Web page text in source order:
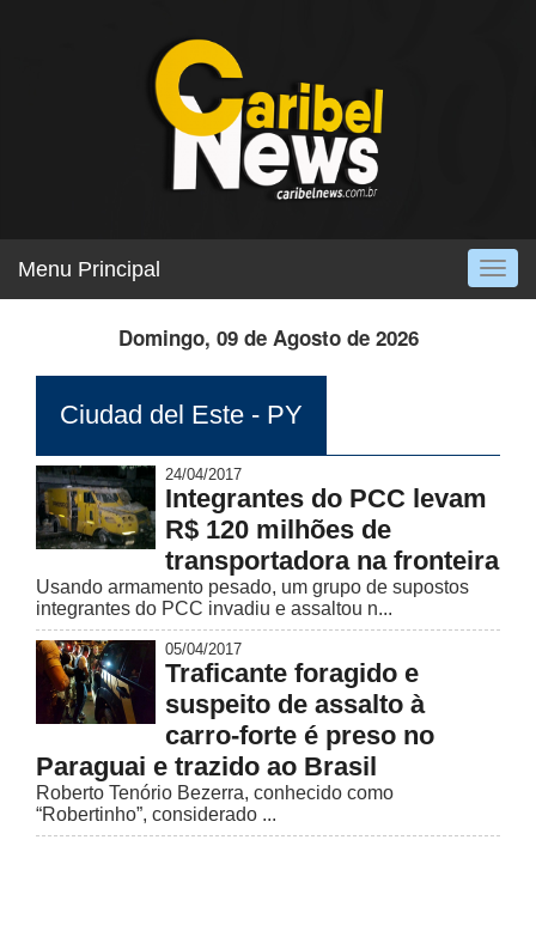
Menu Principal
Domingo, 09 de Agosto de 2026
Ciudad del Este - PY
24/04/2017
Integrantes do PCC levam
R$ 120 milhões de
transportadora na fronteira
Usando armamento pesado, um grupo de supostos
integrantes do PCC invadiu e assaltou n...
05/04/2017
Traficante foragido e
suspeito de assalto à
carro-forte é preso no
Paraguai e trazido ao Brasil
Roberto Tenório Bezerra, conhecido como
“Robertinho”, considerado ...